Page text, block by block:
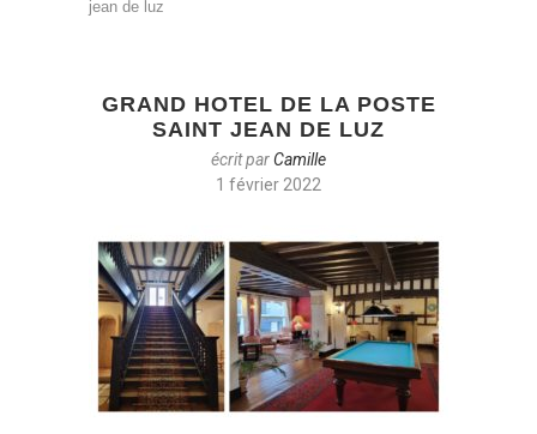
jean de luz
GRAND HOTEL DE LA POSTE
SAINT JEAN DE LUZ
écrit parCamille
1 février 2022